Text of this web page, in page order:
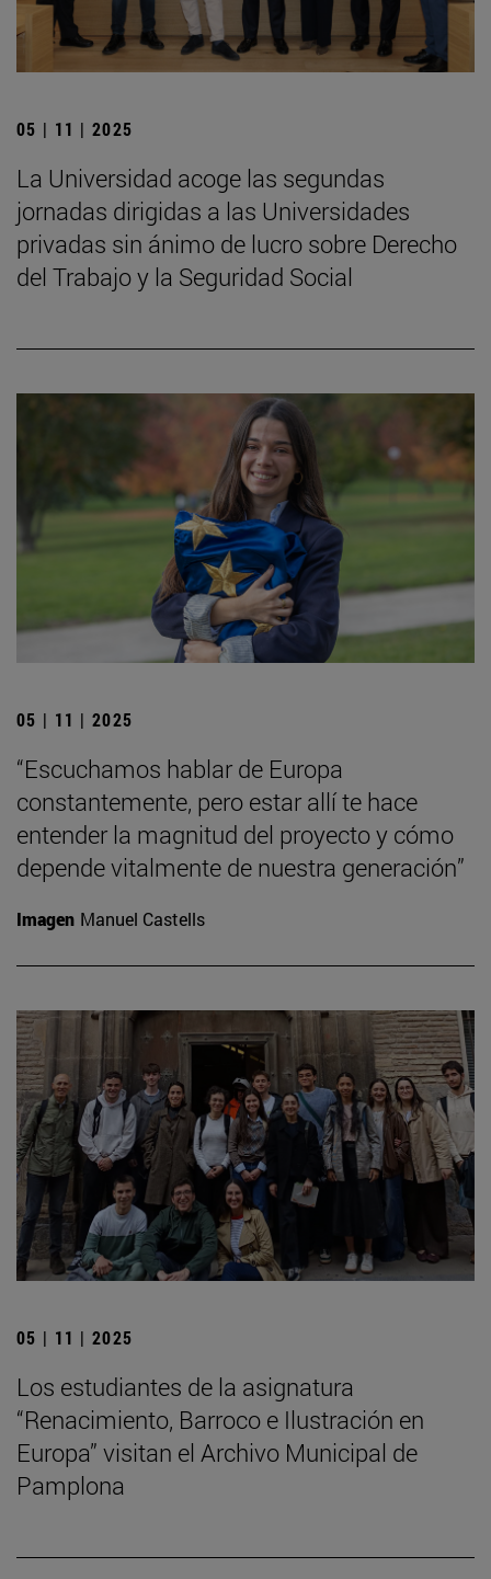
05 | 11 | 2025
La Universidad acoge las segundas
jornadas dirigidas a las Universidades
privadas sin ánimo de lucro sobre Derecho
del Trabajo y la Seguridad Social
05 | 11 | 2025
“Escuchamos hablar de Europa
constantemente, pero estar allí te hace
entender la magnitud del proyecto y cómo
depende vitalmente de nuestra generación”
Imagen Manuel Castells
05 | 11 | 2025
Los estudiantes de la asignatura
“Renacimiento, Barroco e Ilustración en
Europa” visitan el Archivo Municipal de
Pamplona